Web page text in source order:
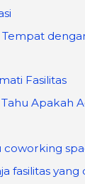
Tempat
Fasilitas
Tahu Apakah
coworking
fasilitas